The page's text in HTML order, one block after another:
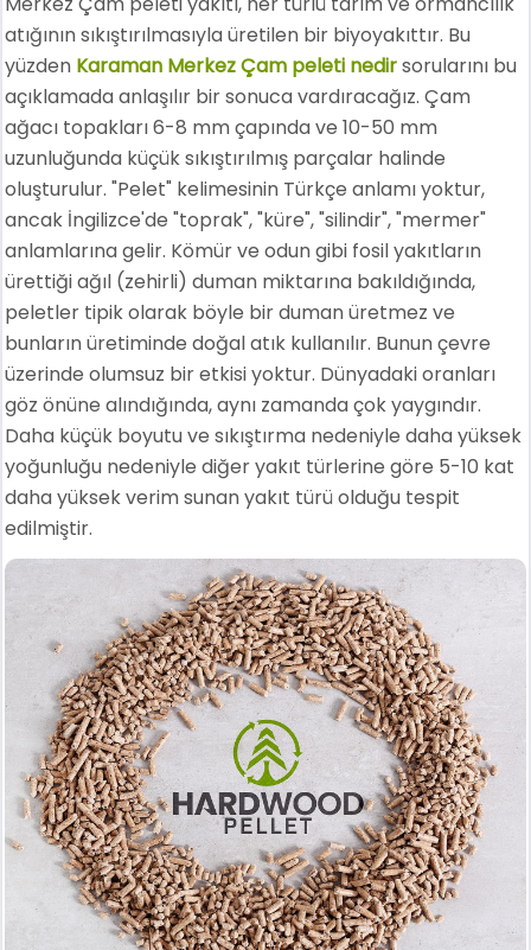
atığının sıkıştırılmasıyla üretilen bir biyoyakıttır. Bu
yüzden Karaman Merkez Çam peleti nedirsorularını bu
açıklamada anlaşılır bir sonuca vardıracağız. Çam
ağacı topakları 6-8 mm çapında ve 10-50 mm
uzunluğunda küçük sıkıştırılmış parçalar halinde
oluşturulur. "Pelet" kelimesinin Türkçe anlamı yoktur,
ancak İngilizce'de "toprak", "küre", "silindir", "mermer"
anlamlarına gelir. Kömür ve odun gibi fosil yakıtların
ürettiği ağıl (zehirli) duman miktarına bakıldığında,
peletler tipik olarak böyle bir duman üretmez ve
bunların üretiminde doğal atık kullanılır. Bunun çevre
üzerinde olumsuz bir etkisi yoktur. Dünyadaki oranları
göz önüne alındığında, aynı zamanda çok yaygındır.
Daha küçük boyutu ve sıkıştırma nedeniyle daha yüksek
yoğunluğu nedeniyle diğer yakıt türlerine göre 5-10 kat
daha yüksek verim sunan yakıt türü olduğu tespit
edilmiştir.